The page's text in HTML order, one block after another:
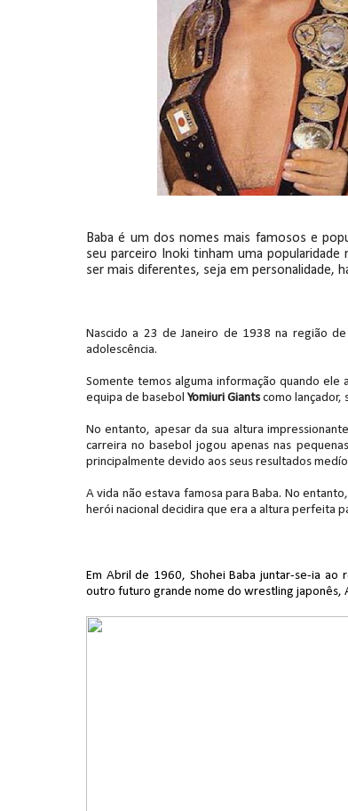
NOVO CAMPEÃO NO
Aug 03 2026
CAOS E MAGIA NO
-Aug 03 2026
CAOS NO SUMMERSLAM:
MUDANÇA DE TÍTULO NO
Unknown-Aug 03 2026
DESFECHO IMPREVISÍVEL NO
pelo título mundial
GUERRA NO HELL IN A CELL
aprovação de lenda
Unknown -Aug 03 2026
WWE: Lola Vice despede-se do
SCSA867-Aug 06 2026
WWE: Bianca Belair e Montez
SCSA867-Aug 05 2026
WWE: Brock Lesnar confirma
VIOLÊNCIA DESMEDIDA NO
RESPEITO E ALIANÇA NO
Baba é um dos nomes mais famosos e
seu parceiro Inoki tinham uma
ser mais diferentes, seja em personalidade,
Nascido a 23 de Janeiro de 1938 na região
adolescência.
Somente temos alguma informação quando ele
equipa de basebol Yomiuri Giants como lançador,
No entanto, apesar da sua altura
carreira no basebol jogou apenas nas
principalmente devido aos seus resultados
A vida não estava famosa para Baba. No
herói nacional decidira que era a altura perfeita
Em Abril de 1960, Shohei Baba juntar-se-ia ao
outro futuro grande nome do wrestling japonês,